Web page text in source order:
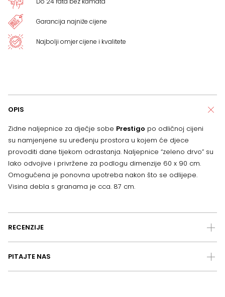
Garancija najniže cijene
Najbolji omjer cijene i kvalitete
OPIS
Zidne naljepnice za dječje sobe Prestigo po odličnoj cijeni
su namjenjene su uređenju prostora u kojem će djece
provoditi dane tijekom odrastanja. Naljepnice “zeleno drvo” su
lako odvojive i privržene za podlogu dimenzije 60 x 90 cm.
Omogućena je ponovna upotreba nakon što se odlijepe.
Visina debla s granama je cca. 87 cm.
RECENZIJE
PITAJTE NAS